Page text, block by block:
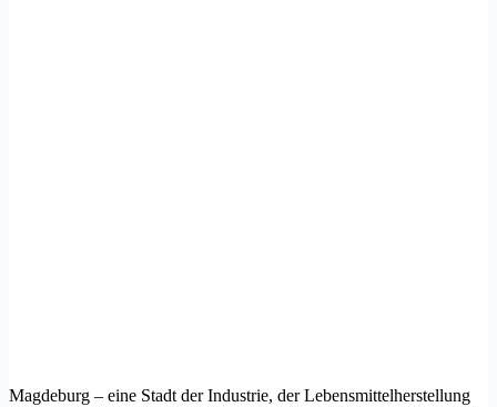
Magdeburg – eine Stadt der Industrie, der Lebensmittelherstellung